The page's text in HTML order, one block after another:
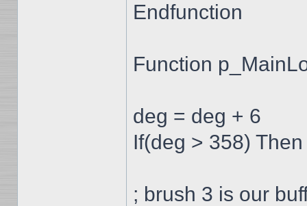
Endfunction
Function
deg = deg + 6
If(deg > 358)
; brush 3 is our